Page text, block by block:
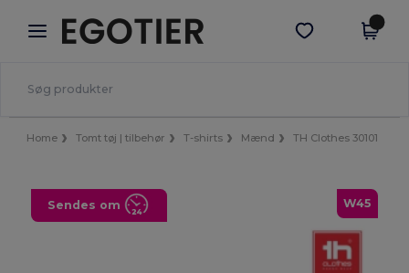
× Egotier-app
Bedre priser i appen!
Hent app
Home Tomt tøj | tilbehør T-shirts Mænd TH Clothes 30101
W45
Sendes om